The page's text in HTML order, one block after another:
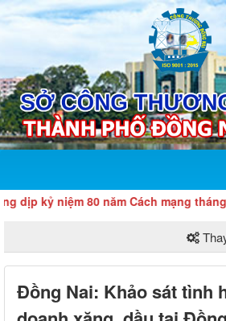
niệm 80 năm Cách mạng tháng Tám
Đồng Nai: Khảo sát tình